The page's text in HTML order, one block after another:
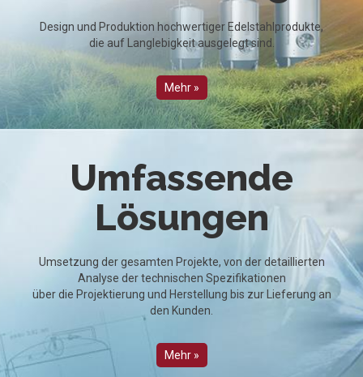
Design und Produktion hochwertiger Edelstahlprodukte,
die auf Langlebigkeit ausgelegt sind.
Mehr »
Umfassende
Lösungen
Umsetzung der gesamten Projekte, von der detaillierten
Analyse der technischen Spezifikationen
über die Projektierung und Herstellung bis zur Lieferung an
den Kunden.
Mehr »